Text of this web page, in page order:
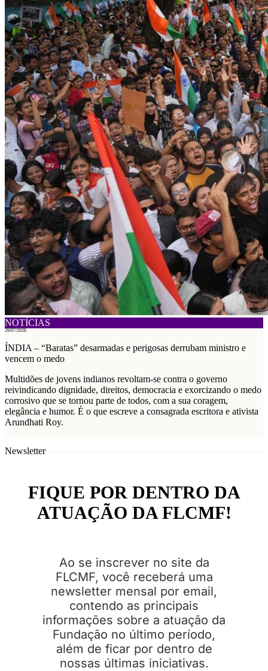
NOTÍCIAS
29/07/2026
ÍNDIA – “Baratas” desarmadas e perigosas derrubam ministro e
vencem o medo
Multidões de jovens indianos revoltam-se contra o governo
reivindicando dignidade, direitos, democracia e exorcizando o medo
corrosivo que se tornou parte de todos, com a sua coragem,
elegância e humor. É o que escreve a consagrada escritora e ativista
Arundhati Roy.
Newsletter
FIQUE POR DENTRO DA
ATUAÇÃO DA FLCMF!
Ao se inscrever no site da
FLCMF, você receberá uma
newsletter mensal por email,
contendo as principais
informações sobre a atuação da
Fundação no último período,
além de ficar por dentro de
nossas últimas iniciativas.